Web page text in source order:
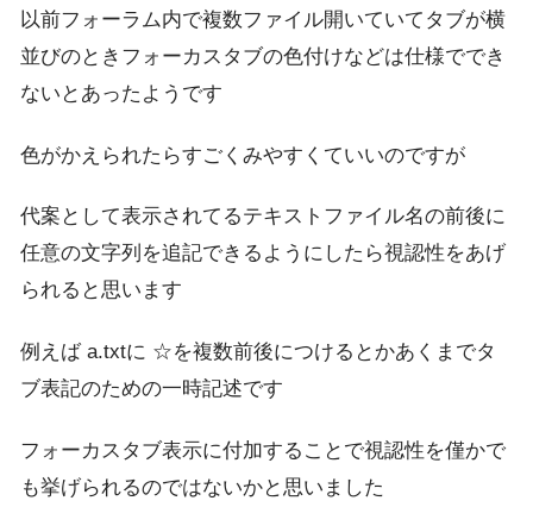
以前フォーラム内で複数ファイル開いていてタブが横
並びのときフォーカスタブの色付けなどは仕様ででき
ないとあったようです
色がかえられたらすごくみやすくていいのですが
代案として表示されてるテキストファイル名の前後に
任意の文字列を追記できるようにしたら視認性をあげ
られると思います
例えば a.txtに ☆を複数前後につけるとかあくまでタ
ブ表記のための一時記述です
フォーカスタブ表示に付加することで視認性を僅かで
も挙げられるのではないかと思いました